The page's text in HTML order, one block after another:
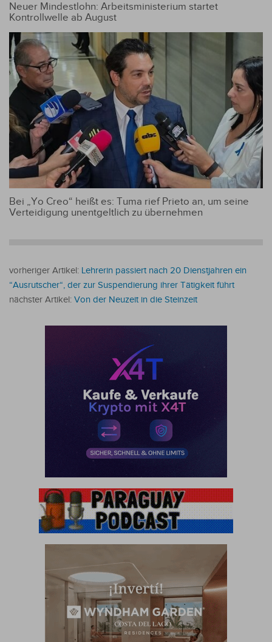
Neuer Mindestlohn: Arbeitsministerium startet
Kontrollwelle ab August
Bei „Yo Creo“ heißt es: Tuma rief Prieto an, um seine
Verteidigung unentgeltlich zu übernehmen
vorheriger Artikel: Lehrerin passiert nach 20 Dienstjahren ein
“Ausrutscher“, der zur Suspendierung ihrer Tätigkeit führt
nächster Artikel: Von der Neuzeit in die Steinzeit